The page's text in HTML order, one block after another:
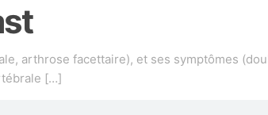
arthrose facettaire), et ses symptômes
[…]